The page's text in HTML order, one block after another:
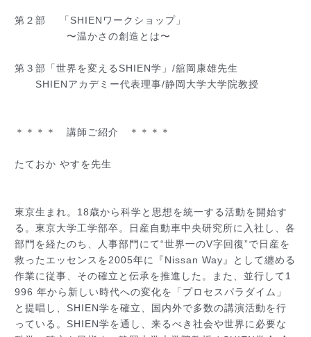
第２部 「SHIENワークショップ」
〜温かさの創造とは〜
第３部「世界を変えるSHIEN学」/舘岡康雄先生
SHIENアカデミー代表理事/静岡大学大学院教授
＊＊＊＊ 講師ご紹介 ＊＊＊＊
たておか やすを先生
東京生まれ。18歳から科学と思想を統一する活動を開始す
る。東京大学工学部卒。日産自動車中央研究所に入社し
、各
部門を経たのち、人事部門にて“世界一のV字回復”で日産を
救ったエッセンスを2005年に『Nissan Way』として纏める
作業に従事、その確立と伝承を推進 した。また、並行して1
996 年から新しい時代への変化を「プロセスパラダイム」
と提唱し、SHIEN学を確立、国内外で多数の講演活動を行
っている。SHIEN学を通し、来るべき社会や世界に必要な